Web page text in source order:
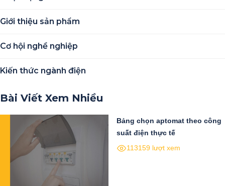
Giới thiệu sản phẩm
Cơ hội nghề nghiệp
Kiến thức ngành điện
Bài Viết Xem Nhiều
Bảng chọn aptomat theo công
suất điện thực tế
113159 lượt xem